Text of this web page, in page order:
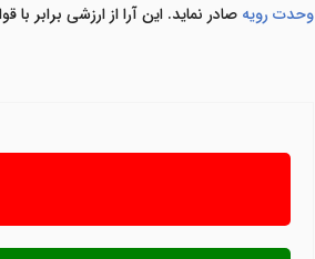
وحدت رویه صادر نماید. این آرا از ارزشی برابر با